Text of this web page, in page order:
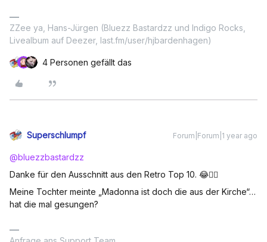
ZZee ya, Hans-Jürgen (Bluezz Bastardzz und Indigo Rocks,
Livealbum auf Deezer, last.fm/user/hjbardenhagen)
4 Personen gefällt das
Superschlumpf Forum|Forum|1 year ago
@bluezzbastardzz
Danke für den Ausschnitt aus den Retro Top 10. 😂👍🏻
Meine Tochter meinte „Madonna ist doch die aus der Kirche“…
hat die mal gesungen?